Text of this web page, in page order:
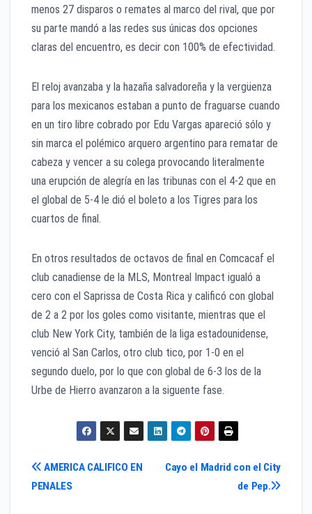
menos 27 disparos o remates al marco del rival, que por
su parte mandó a las redes sus únicas dos opciones
claras del encuentro, es decir con 100% de efectividad.
El reloj avanzaba y la hazaña salvadoreña y la vergüenza
para los mexicanos estaban a punto de fraguarse cuando
en un tiro libre cobrado por Edu Vargas apareció sólo y
sin marca el polémico arquero argentino para rematar de
cabeza y vencer a su colega provocando literalmente
una erupción de alegría en las tribunas con el 4-2 que en
el global de 5-4 le dió el boleto a los Tigres para los
cuartos de final.
En otros resultados de octavos de final en Comcacaf el
club canadiense de la MLS, Montreal Impact igualó a
cero con el Saprissa de Costa Rica y calificó con global
de 2 a 2 por los goles como visitante, mientras que el
club New York City, también de la liga estadounidense,
venció al San Carlos, otro club tico, por 1-0 en el
segundo duelo, por lo que con global de 6-3 los de la
Urbe de Hierro avanzaron a la siguente fase.
Navegación
Cayo el Madrid con el City
de Pep.
AMERICA CALIFICO EN
PENALES